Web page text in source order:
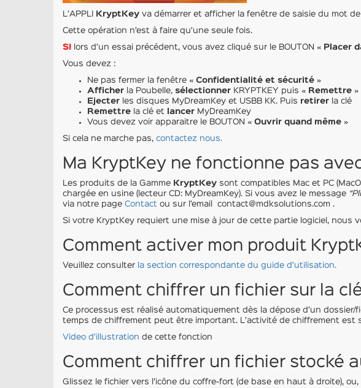
L’APPLI KryptKey va démarrer et afficher la fenêtre de saisie du mot
Cette opération n’est à faire qu’une seule fois.
SI lors d’un essai précédent, vous avez cliqué sur le BOUTON « Placer
Vous devez :
Ne pas fermer la fenêtre « Confidentialité et sécurité »
Afficher la Poubelle, sélectionner KRYPTKEY puis « Remettre »
Ejecter les disques MyDreamKey et USBB KK. Puis retirer la clé
Remettre la clé et lancer MyDreamKey
Vous devez voir apparaitre le BOUTON « Ouvrir quand même »
Si cela ne marche pas, contactez nous.
Ma KryptKey ne fonctionne pas
Les produits de la Gamme KryptKey sont compatibles Mac et PC
chargée en usine (lecteur CD: MyDreamKey). Si vous avez le message
via notre page Contact ou sur l’email contact@mdksolutions.com .
Si votre KryptKey requiert une mise à jour de cette partie logiciel, nous
Comment activer mon produit
Veuillez consulter la section correspondante du guide d’utilisation.
Comment chiffrer un fichier sur la
Ce processus est réalisé automatiquement dès la dépose d’un dossier/
temps de chiffrement peut être important. L’activité de chiffrement est
Video d’illustration de cette fonction
Comment chiffrer un fichier stocké
Glissez le fichier vers l’icône du coffre-fort (de base en haut à droite),